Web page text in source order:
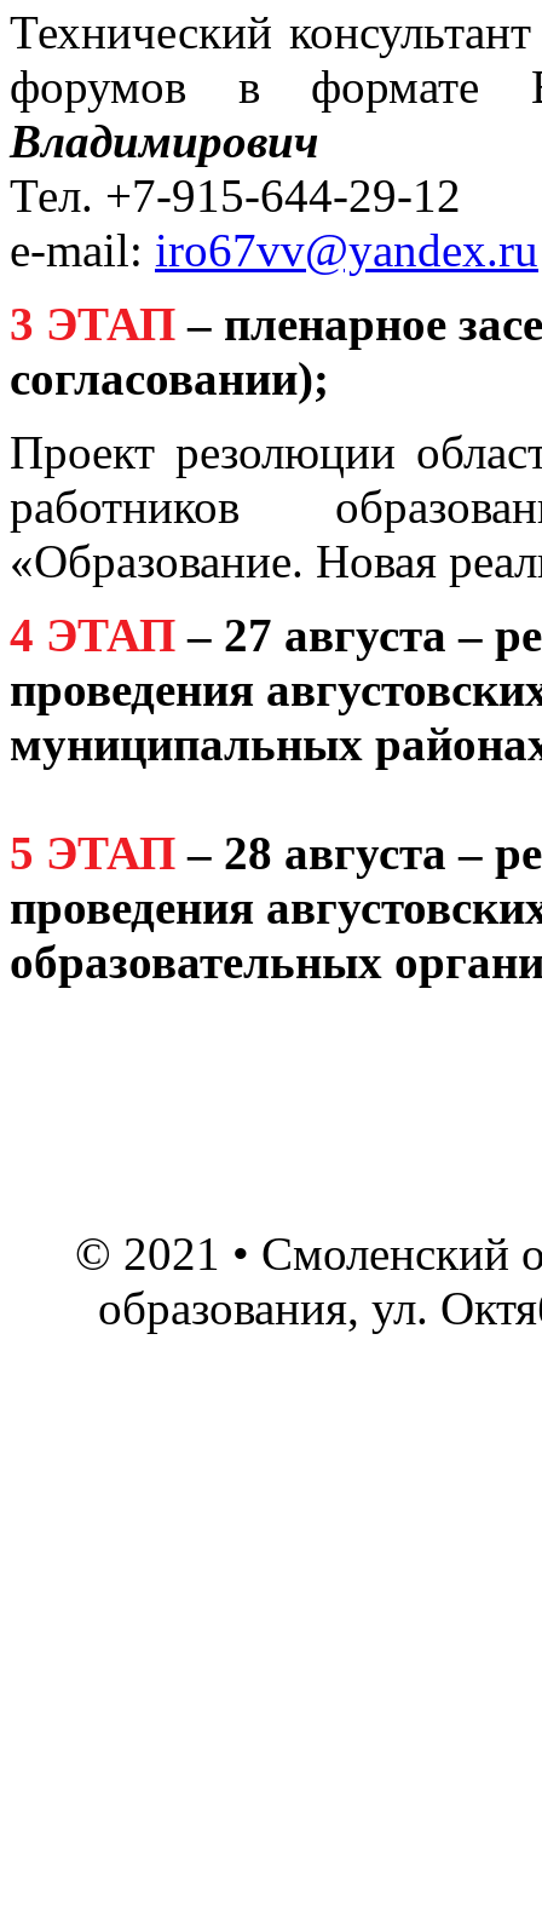
Технический
форумов в
Владимирович
Тел. +7-915-644-29-12
e-mail: iro67vv@yandex.ru
3 ЭТАП – пленарное
согласовании);
Проект резолюции
работников
«Образование. Новая
4 ЭТАП – 27 августа –
проведения
муниципальных
5 ЭТАП – 28 августа –
проведения
образовательных
© 2021 • Смоленский
образования, ул.